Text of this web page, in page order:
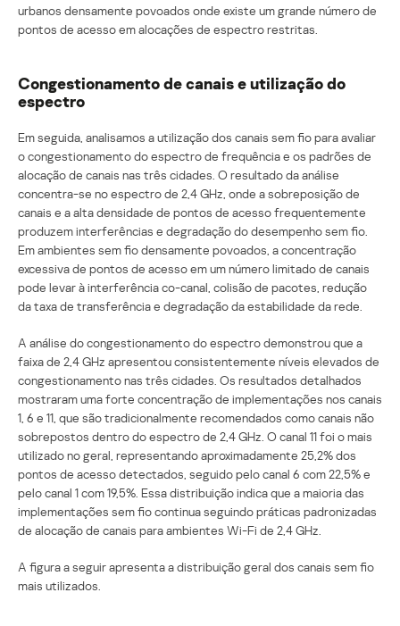
urbanos densamente povoados onde existe um grande número de
pontos de acesso em alocações de espectro restritas.
Congestionamento de canais e utilização do
espectro
Em seguida, analisamos a utilização dos canais sem fio para avaliar
o congestionamento do espectro de frequência e os padrões de
alocação de canais nas três cidades. O resultado da análise
concentra-se no espectro de 2,4 GHz, onde a sobreposição de
canais e a alta densidade de pontos de acesso frequentemente
produzem interferências e degradação do desempenho sem fio.
Em ambientes sem fio densamente povoados, a concentração
excessiva de pontos de acesso em um número limitado de canais
pode levar à interferência co-canal, colisão de pacotes, redução
da taxa de transferência e degradação da estabilidade da rede.
A análise do congestionamento do espectro demonstrou que a
faixa de 2,4 GHz apresentou consistentemente níveis elevados de
congestionamento nas três cidades. Os resultados detalhados
mostraram uma forte concentração de implementações nos canais
1, 6 e 11, que são tradicionalmente recomendados como canais não
sobrepostos dentro do espectro de 2,4 GHz. O canal 11 foi o mais
utilizado no geral, representando aproximadamente 25,2% dos
pontos de acesso detectados, seguido pelo canal 6 com 22,5% e
pelo canal 1 com 19,5%. Essa distribuição indica que a maioria das
implementações sem fio continua seguindo práticas padronizadas
de alocação de canais para ambientes Wi-Fi de 2,4 GHz.
A figura a seguir apresenta a distribuição geral dos canais sem fio
mais utilizados.